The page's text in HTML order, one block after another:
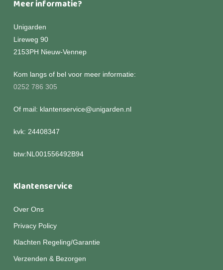
Meer informatie?
Unigarden
Lireweg 90
2153PH Nieuw-Vennep
Kom langs of bel voor meer informatie:
0252 786 305
Of mail: klantenservice@unigarden.nl
kvk: 24408347
btw:NL001556492B94
Klantenservice
Over Ons
Privacy Policy
Klachten Regeling/Garantie
Verzenden & Bezorgen